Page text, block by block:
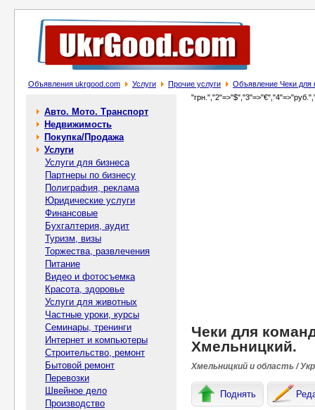
Объявления ukrgood.com Услуги Прочие услуги Объявление Чеки для
Авто. Мото. Транспорт
Недвижимость
Покупка/Продажа
Услуги
Услуги для бизнеса
Партнеры по бизнесу
Полиграфия, реклама
Юридические услуги
Финансовые
Бухгалтерия, аудит
Туризм, визы
Торжества, развлечения
Питание
Видео и фотосъемка
Красота, здоровье
Услуги для животных
Частные уроки, курсы
Семинары, тренинги
Интернет и компьютеры
Строительство, ремонт
Бытовой ремонт
Перевозки
Швейное дело
Производство
Чеки для
Хмельницкий.
Хмельницкий и область /
Поднять